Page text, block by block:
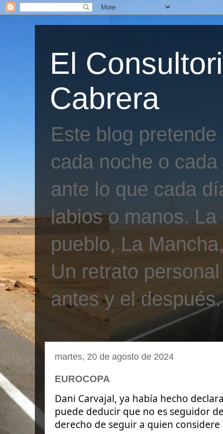
El
Cabrera
Este blog
cada noche o
ante lo que cada
labios o manos.
pueblo, La
Un retrato
antes y el después.
martes, 20 de agosto de 2024
EUROCOPA
Dani Carvajal, ya había hecho
puede deducir que no es seguidor
derecho de seguir a quien